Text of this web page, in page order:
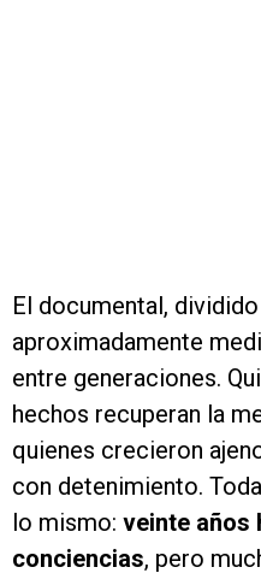
El documental,
aproximadamente
entre generaciones.
hechos recuperan la
quienes crecieron
con detenimiento.
lo mismo: veinte años
conciencias, pero